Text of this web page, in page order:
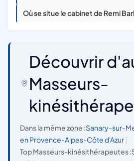
Où se situe le cabinet de Remi
Découvrir
Masseurs-
Dans la même zone :Sanary-sur-
en Provence-Alpes-Côte d'Azur
Top Masseurs-kinésithérapeutes :